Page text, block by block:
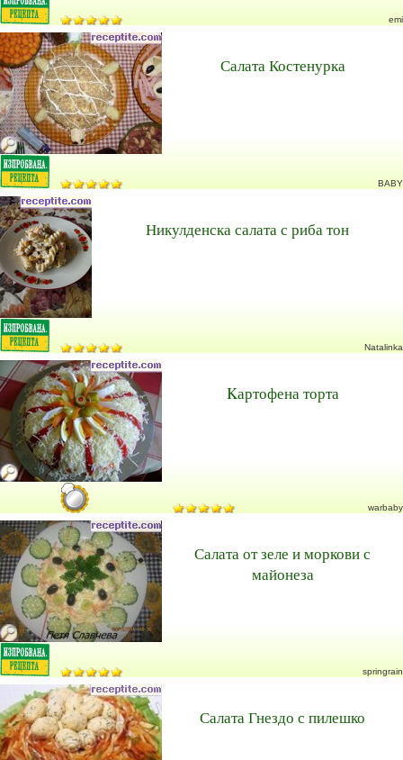
emi
Салата Костенурка
BABY
Никулденска салата с риба тон
Natalinka
Kартофена торта
warbaby
Салата от зеле и моркови с
майонеза
springrain
Салата Гнездо с пилешко